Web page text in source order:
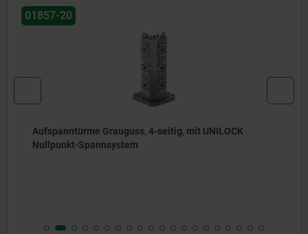
01852
Aufspannwürfel Grauguss
zzgl. Versandkosten